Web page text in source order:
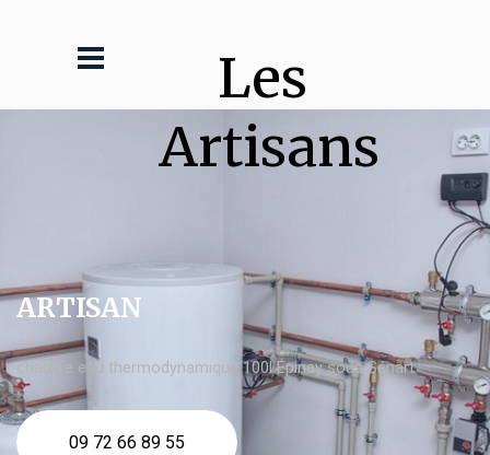
Les
Artisans
ARTISAN
chauffe eau thermodynamique 100l Épinay sous Sénart
09 72 66 89 55